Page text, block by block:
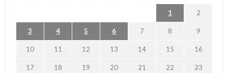
1 2
3 4 5 6 7 8 9
10 11 12 13 14 15 16
17 18 19 20 21 22 23